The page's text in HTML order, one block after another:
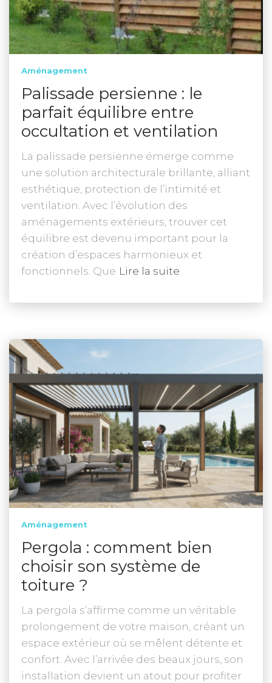
Aménagement
Palissade persienne : le
parfait équilibre entre
occultation et ventilation
La palissade persienne émerge comme
une solution architecturale brillante, alliant
esthétique, protection de l’intimité et
ventilation. Avec l’évolution des
aménagements extérieurs, trouver cet
équilibre est devenu important pour la
création d’espaces harmonieux et
fonctionnels. Que Lire la suite
Aménagement
Pergola : comment bien
choisir son système de
toiture ?
La pergola s’affirme comme un véritable
prolongement de votre maison, créant un
espace extérieur où se mêlent détente et
confort. Avec l’arrivée des beaux jours, son
installation devient un atout pour profiter